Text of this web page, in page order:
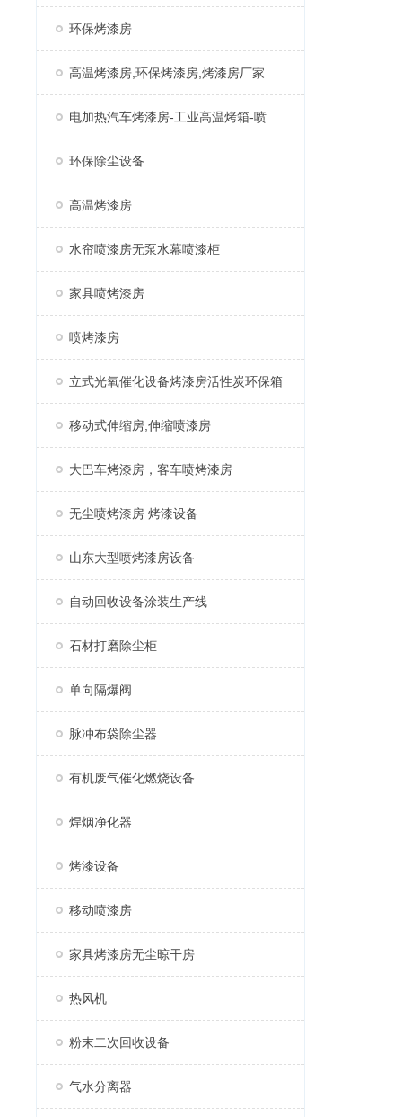
环保烤漆房
高温烤漆房,环保烤漆房,烤漆房厂家
环保除尘设备
高温烤漆房
水帘喷漆房无泵水幕喷漆柜
家具喷烤漆房
喷烤漆房
立式光氧催化设备烤漆房活性炭环保箱
移动式伸缩房,伸缩喷漆房
大巴车烤漆房，客车喷烤漆房
无尘喷烤漆房 烤漆设备
山东大型喷烤漆房设备
自动回收设备涂装生产线
石材打磨除尘柜
单向隔爆阀
脉冲布袋除尘器
有机废气催化燃烧设备
焊烟净化器
烤漆设备
移动喷漆房
家具烤漆房无尘晾干房
热风机
粉末二次回收设备
气水分离器